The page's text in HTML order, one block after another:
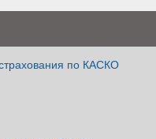
по КАСКО